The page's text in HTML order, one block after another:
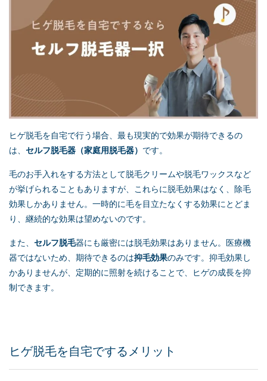
ヒゲ脱毛を自宅で行う場合、最も現実的で効果が期待できるの
は、 セルフ脱毛器（家庭用脱毛器） です。
毛のお手入れをする方法として脱毛クリームや脱毛ワックスなど
が挙げられることもありますが、これらに脱毛効果はなく、除毛
効果しかありません。一時的に毛を目立たなくする効果にとどま
り、継続的な効果は望めないのです。
また、 セルフ脱毛器にも厳密には脱毛効果はありません。医療機
器ではないため、期待できるのは抑毛効果のみです。抑毛効果し
かありませんが、定期的に照射を続けることで、ヒゲの成長を抑
制できます。
ヒゲ脱毛を自宅でするメリット